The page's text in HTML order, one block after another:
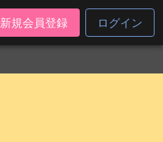
新規会員登録 ログイン